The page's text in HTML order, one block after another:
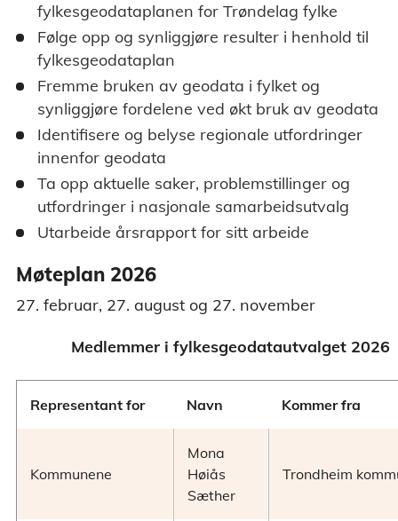
fylkesgeodataplanen for Trøndelag fylke
Følge opp og synliggjøre resulter i henhold til
fylkesgeodataplan
Fremme bruken av geodata i fylket og
synliggjøre fordelene ved økt bruk av geodata
Identifisere og belyse regionale utfordringer
innenfor geodata
Ta opp aktuelle saker, problemstillinger og
utfordringer i nasjonale samarbeidsutvalg
Utarbeide årsrapport for sitt arbeide
Møteplan 2026
27. februar, 27. august og 27. november
Medlemmer i fylkesgeodatautvalget 2026
Representant for Navn Kommer fra
Kommunene
Mona
Høiås
Sæther
Trondheim